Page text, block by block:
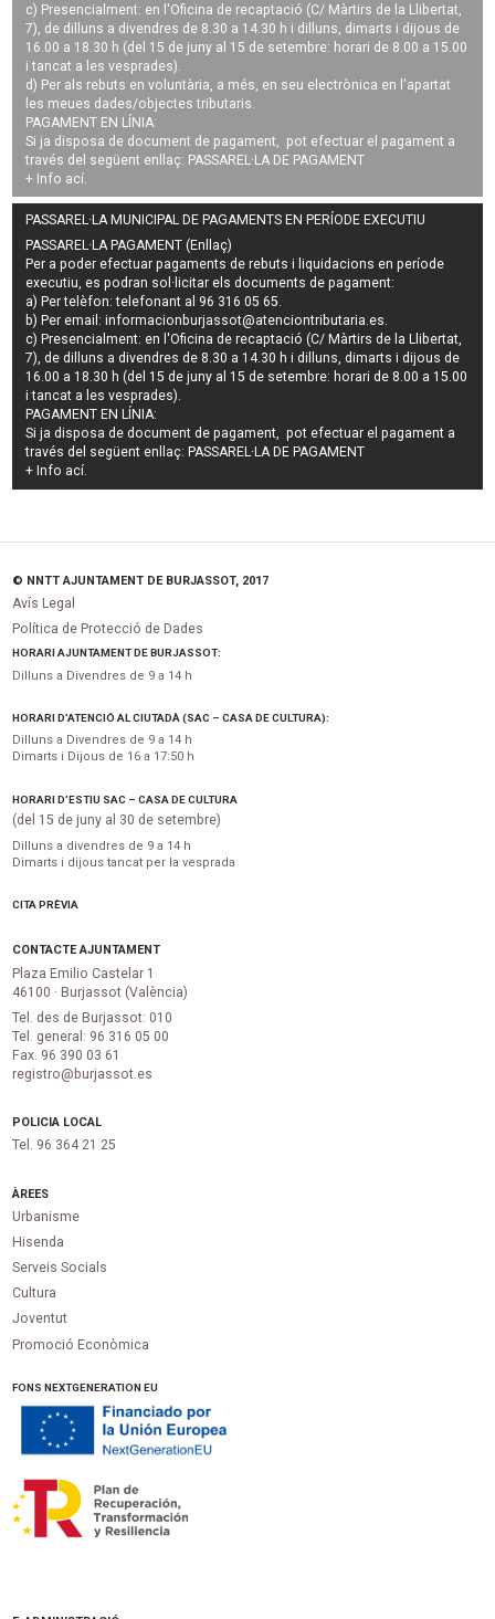
c) Presencialment: en l'Oficina de recaptació (C/ Màrtirs de la Llibertat,
7), de dilluns a divendres de 8.30 a 14.30 h i dilluns, dimarts i dijous de
16.00 a 18.30 h (del 15 de juny al 15 de setembre: horari de 8.00 a 15.00
i tancat a les vesprades).
d) Per als rebuts en voluntària, a més, en seu electrònica en l'apartat
les meues dades/objectes tributaris.
PAGAMENT EN LÍNIA:
Si ja disposa de document de pagament, pot efectuar el pagament a
través del següent enllaç: PASSAREL·LA DE PAGAMENT
+ Info ací.
PASSAREL·LA MUNICIPAL DE PAGAMENTS EN PERÍODE EXECUTIU
PASSAREL·LA PAGAMENT (Enllaç)
Per a poder efectuar pagaments derebuts i liquidacions en període
executiu, es podran sol·licitar els documents de pagament:
a) Per telèfon: telefonant al 96 316 05 65.
b) Per email:informacionburjassot@atenciontributaria.es.
c) Presencialment: en l'Oficina de recaptació (C/ Màrtirs de la Llibertat,
7), de dilluns a divendres de 8.30 a 14.30 h i dilluns, dimarts i dijous de
16.00 a 18.30 h (del 15 de juny al 15 de setembre: horari de 8.00 a 15.00
i tancat a les vesprades).
PAGAMENT EN LÍNIA:
Si ja disposa de document de pagament, pot efectuar el pagament a
través del següent enllaç: PASSAREL·LA DE PAGAMENT
+ Info ací.
© NNTT AJUNTAMENT DE BURJASSOT, 2017
Avís Legal
Política de Protecció de Dades
HORARI AJUNTAMENT DE BURJASSOT:
Dilluns a Divendres de 9 a 14 h
HORARI D’ATENCIÓ AL CIUTADÀ (SAC – CASA DE CULTURA):
Dilluns a Divendres de 9 a 14 h
Dimarts i Dijous de 16 a 17:50 h
HORARI D’ESTIU SAC – CASA DE CULTURA
(del 15 de juny al 30 de setembre)
Dilluns a divendres de 9 a 14 h
Dimarts i dijous tancat per la vesprada
CITA PRÈVIA
CONTACTE AJUNTAMENT
Plaza Emilio Castelar 1
46100 · Burjassot (València)
Tel. des de Burjassot: 010
Tel. general: 96 316 05 00
Fax. 96 390 03 61
registro@burjassot.es
POLICIA LOCAL
Tel. 96 364 21 25
ÀREES
Urbanisme
Hisenda
Serveis Socials
Cultura
Joventut
Promoció Econòmica
FONS NEXTGENERATION EU